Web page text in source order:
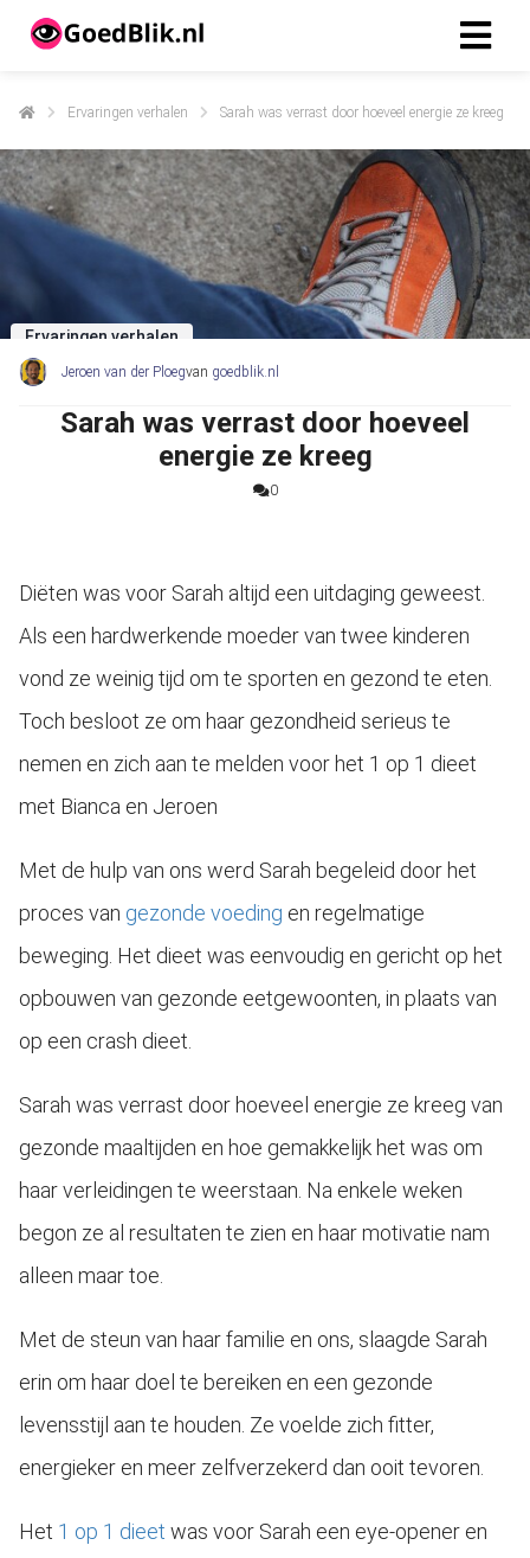
Ervaringen verhalen Sarah was verrast door hoeveel energie ze kreeg
Ervaringen verhalen
Jeroen van der Ploegvan goedblik.nl
Sarah was verrast door hoeveel
energie ze kreeg
0
Diëten was voor Sarah altijd een uitdaging geweest.
Als een hardwerkende moeder van twee kinderen
vond ze weinig tijd om te sporten en gezond te eten.
Toch besloot ze om haar gezondheid serieus te
nemen en zich aan te melden voor het 1 op 1 dieet
met Bianca en Jeroen
Met de hulp van ons werd Sarah begeleid door het
proces van gezonde voeding en regelmatige
beweging. Het dieet was eenvoudig en gericht op het
opbouwen van gezonde eetgewoonten, in plaats van
op een crash dieet.
Sarah was verrast door hoeveel energie ze kreeg van
gezonde maaltijden en hoe gemakkelijk het was om
haar verleidingen te weerstaan. Na enkele weken
begon ze al resultaten te zien en haar motivatie nam
alleen maar toe.
Met de steun van haar familie en ons, slaagde Sarah
erin om haar doel te bereiken en een gezonde
levensstijl aan te houden. Ze voelde zich fitter,
energieker en meer zelfverzekerd dan ooit tevoren.
Het 1 op 1 dieet was voor Sarah een eye-opener en
beleid
zijn
om
worden
te
op
te
Hierdoor
website-
van